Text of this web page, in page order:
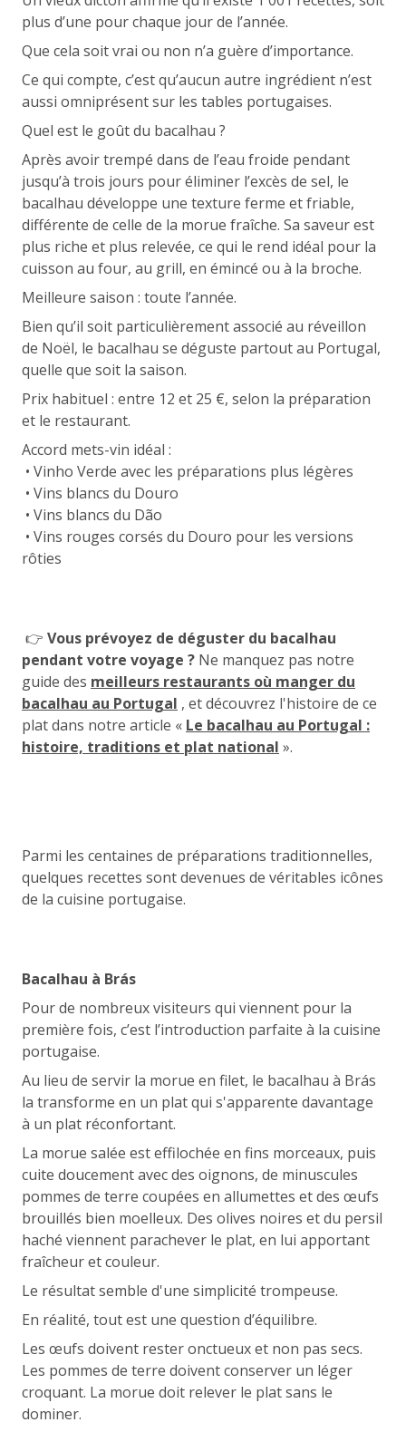
plus d’une pour chaque jour de l’année.
Que cela soit vrai ou non n’a guère d’importance.
Ce qui compte, c’est qu’aucun autre ingrédient n’est
aussi omniprésent sur les tables portugaises.
Quel est le goût du bacalhau ?
Après avoir trempé dans de l’eau froide pendant
jusqu’à trois jours pour éliminer l’excès de sel, le
bacalhau développe une texture ferme et friable,
différente de celle de la morue fraîche. Sa saveur est
plus riche et plus relevée, ce qui le rend idéal pour la
cuisson au four, au grill, en émincé ou à la broche.
Meilleure saison : toute l’année.
Bien qu’il soit particulièrement associé au réveillon
de Noël, le bacalhau se déguste partout au Portugal,
quelle que soit la saison.
Prix habituel : entre 12 et 25 €, selon la préparation
et le restaurant.
Accord mets-vin idéal :
• Vinho Verde avec les préparations plus légères
• Vins blancs du Douro
• Vins blancs du Dão
• Vins rouges corsés du Douro pour les versions
rôties
👉 Vous prévoyez de déguster du bacalhau
pendant votre voyage ? Ne manquez pas notre
guide des meilleurs restaurants où manger du
bacalhau au Portugal , et découvrez l'histoire de ce
plat dans notre article « Le bacalhau au Portugal :
histoire, traditions et plat national ».
Parmi les centaines de préparations traditionnelles,
quelques recettes sont devenues de véritables icônes
de la cuisine portugaise.
Bacalhau à Brás
Pour de nombreux visiteurs qui viennent pour la
première fois, c’est l’introduction parfaite à la cuisine
portugaise.
Au lieu de servir la morue en filet, le bacalhau à Brás
la transforme en un plat qui s'apparente davantage
à un plat réconfortant.
La morue salée est effilochée en fins morceaux, puis
cuite doucement avec des oignons, de minuscules
pommes de terre coupées en allumettes et des œufs
brouillés bien moelleux. Des olives noires et du persil
haché viennent parachever le plat, en lui apportant
fraîcheur et couleur.
Le résultat semble d'une simplicité trompeuse.
En réalité, tout est une question d’équilibre.
Les œufs doivent rester onctueux et non pas secs.
Les pommes de terre doivent conserver un léger
croquant. La morue doit relever le plat sans le
dominer.